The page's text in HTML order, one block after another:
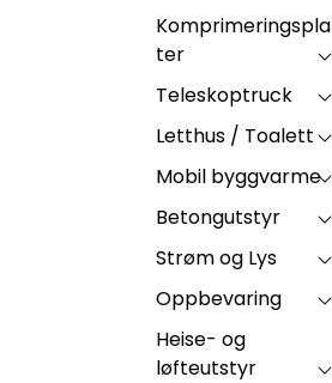
Komprimeringspla
ter
Teleskoptruck
Letthus / Toalett
Mobil byggvarme
Betongutstyr
Strøm og Lys
Oppbevaring
Heise- og
løfteutstyr